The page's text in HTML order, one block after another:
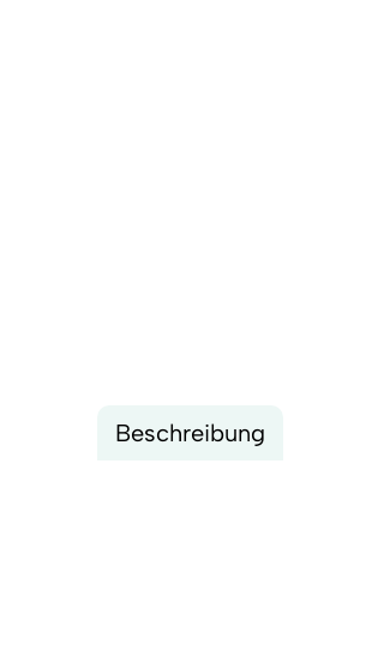
Beschreibung